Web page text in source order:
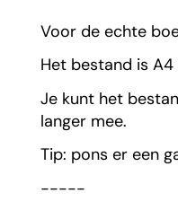
van
gallerij
Voor de echte
Het bestand is
Je kunt het
langer mee.
Tip: pons er een
-----